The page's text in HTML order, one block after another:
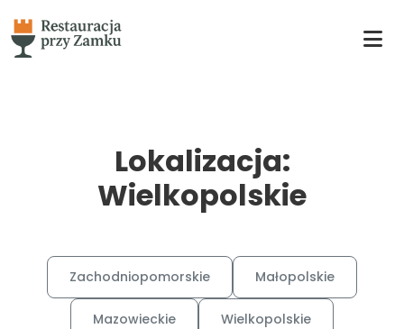
Lokalizacja:
Wielkopolskie
Zachodniopomorskie Małopolskie
Mazowieckie Wielkopolskie